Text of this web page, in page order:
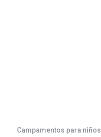
Campamentos para niños